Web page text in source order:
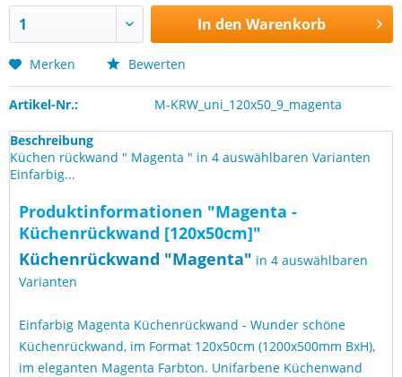
In den Warenkorb
Merken Bewerten
Artikel-Nr.: M-KRW_uni_120x50_9_magenta
Beschreibung
Küchen rückwand " Magenta " in 4 auswählbaren Varianten
Einfarbig...
Produktinformationen "Magenta -
Küchenrückwand [120x50cm]"
Küchenrückwand "Magenta" in 4 auswählbaren
Varianten
Einfarbig Magenta Küchenrückwand - Wunder schöne
Küchenrückwand, im Format 120x50cm (1200x500mm BxH),
im eleganten Magenta Farbton. Unifarbene Küchenwand